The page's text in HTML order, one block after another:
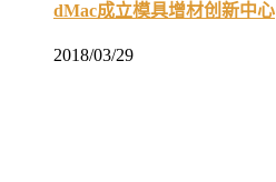
dMac成立模具增材创新中心
2018/03/29